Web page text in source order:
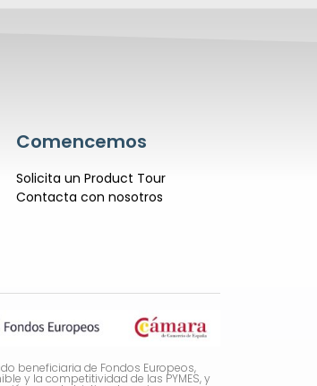
Comencemos
Solicita un Product Tour
Contacta con nosotros
beneficiaria de Fondos Europeos,
y la competitividad de las PYMES, y